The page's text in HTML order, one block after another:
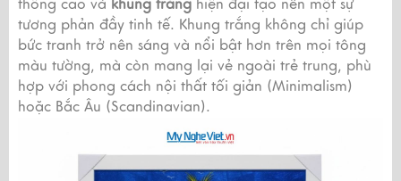
thống cao và khung trắng hiện đại tạo nên một sự
tương phản đầy tinh tế. Khung trắng không chỉ giúp
bức tranh trở nên sáng và nổi bật hơn trên mọi tông
màu tường, mà còn mang lại vẻ ngoài trẻ trung, phù
hợp với phong cách nội thất tối giản (Minimalism)
hoặc Bắc Âu (Scandinavian).